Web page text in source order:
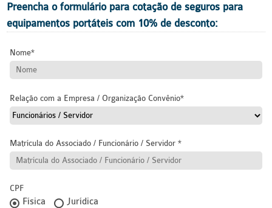
Preencha o formulário para cotação de seguros para
equipamentos portáteis com 10% de desconto:
Nome
Relação com a Empresa / Organização Convênio
Matrícula do Associado / Funcionário / Servidor
CPF
Física Jurídica